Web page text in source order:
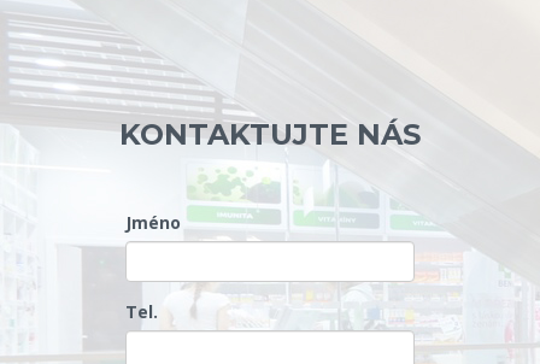
KONTAKTUJTE NÁS
Jméno
Tel.